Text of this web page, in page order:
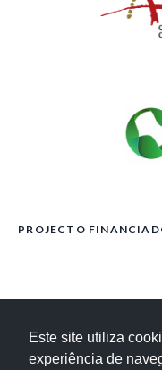
Este site utiliza
experiência de
PROJECTO